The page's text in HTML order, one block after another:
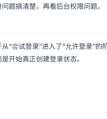
题搞清楚，再看后台权限问题。
“尝试登录”进入了“允许登录”的
开始真正创建登录状态。